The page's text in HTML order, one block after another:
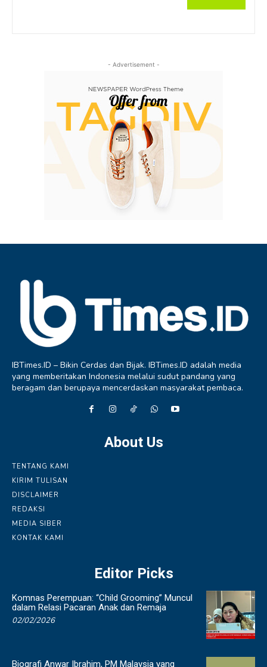
- Advertisement -
IBTimes.ID – Bikin Cerdas dan Bijak. IBTimes.ID adalah media
yang memberitakan Indonesia melalui sudut pandang yang
beragam dan berupaya mencerdaskan masyarakat pembaca.
About Us
TENTANG KAMI
KIRIM TULISAN
DISCLAIMER
REDAKSI
MEDIA SIBER
KONTAK KAMI
Editor Picks
Komnas Perempuan: “Child Grooming” Muncul
dalam Relasi Pacaran Anak dan Remaja
02/02/2026
Biografi Anwar Ibrahim, PM Malaysia yang